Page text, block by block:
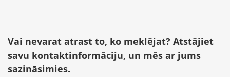
Vai nevarat atrast to, ko meklējat? Atstājiet
savu kontaktinformāciju, un mēs ar jums
sazināsimies.